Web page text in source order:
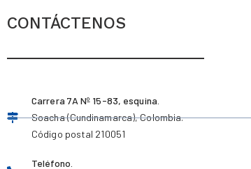
CONTÁCTENOS
Carrera 7A Nº 15-83, esquina.
Soacha (Cundinamarca), Colombia.
Código postal 210051
Teléfono.